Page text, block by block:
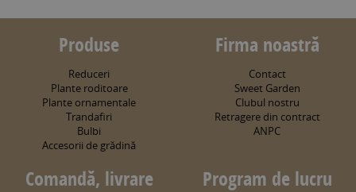
Produse
Reduceri
Plante roditoare
Plante ornamentale
Trandafiri
Bulbi
Accesorii de grădină
Firma noastră
Contact
Sweet Garden
Clubul nostru
Retragere din contract
ANPC
Comandă, livrare Program de lucru